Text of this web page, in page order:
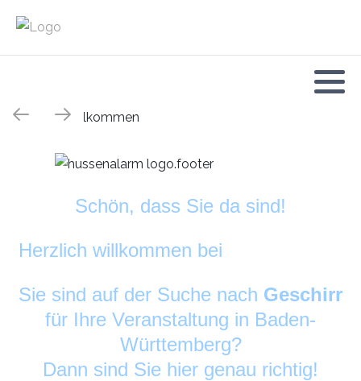
Schön, dass Sie da sind!
Herzlich willkommen bei
Sie sind auf der Suche nach Geschirr
für Ihre Veranstaltung in Baden-
Württemberg?
Dann sind Sie hier genau richtig!